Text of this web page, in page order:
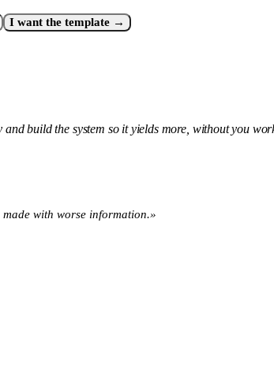
I want the template →
build the system so it yields more, without you
with worse information.»